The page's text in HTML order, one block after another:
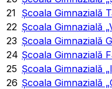
21 Școala Gimnazială
22 Școala Gimnazială
23 Școala Gimnazială
24 Școala Gimnazială
25 Școala Gimnazială
26 Școala Gimnazială